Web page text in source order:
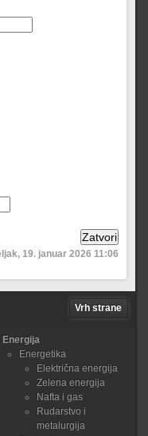
19. januar 2026 11:06
Vrh strane
Energija
Energetika
Električna energija
Zelena energija
Nafta i gas
Rudarstvo i
metalurgija